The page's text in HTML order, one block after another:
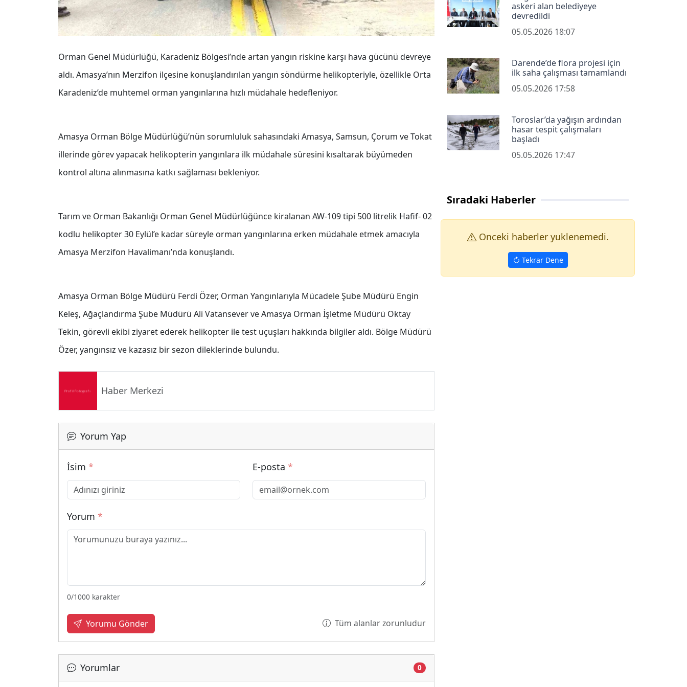
Orman Genel Müdürlüğü, Karadeniz Bölgesi’nde artan yangın riskine karşı hava gücünü devreye
aldı. Amasya’nın Merzifon ilçesine konuşlandırılan yangın söndürme helikopteriyle, özellikle Orta
Karadeniz’de muhtemel orman yangınlarına hızlı müdahale hedefleniyor.
Amasya Orman Bölge Müdürlüğü’nün sorumluluk sahasındaki Amasya, Samsun, Çorum ve Tokat
illerinde görev yapacak helikopterin yangınlara ilk müdahale süresini kısaltarak büyümeden
kontrol altına alınmasına katkı sağlaması bekleniyor.
Tarım ve Orman Bakanlığı Orman Genel Müdürlüğünce kiralanan AW-109 tipi 500 litrelik Hafif- 02
kodlu helikopter 30 Eylül’e kadar süreyle orman yangınlarına erken müdahale etmek amacıyla
Amasya Merzifon Havalimanı’nda konuşlandı.
Amasya Orman Bölge Müdürü Ferdi Özer, Orman Yangınlarıyla Mücadele Şube Müdürü Engin
Keleş, Ağaçlandırma Şube Müdürü Ali Vatansever ve Amasya Orman İşletme Müdürü Oktay
Tekin, görevli ekibi ziyaret ederek helikopter ile test uçuşları hakkında bilgiler aldı. Bölge Müdürü
Özer, yangınsız ve kazasız bir sezon dileklerinde bulundu.
Haber Merkezi
Yorum Yap
İsim * E-posta *
Yorum *
0/1000 karakter
Yorumu Gönder Tüm alanlar zorunludur
Yorumlar 0
askeri alan belediyeye
devredildi
05.05.2026 18:07
Darende’de flora projesi için
ilk saha çalışması tamamlandı
05.05.2026 17:58
Toroslar’da yağışın ardından
hasar tespit çalışmaları
başladı
05.05.2026 17:47
Sıradaki Haberler
Onceki haberler yuklenemedi.
Tekrar Dene